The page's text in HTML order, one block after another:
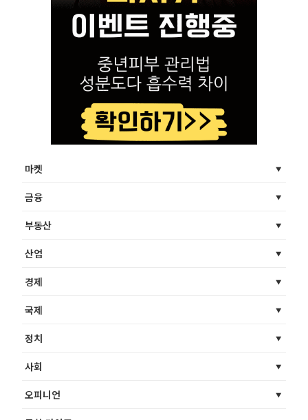
마켓
금융
부동산
산업
경제
국제
정치
사회
오피니언